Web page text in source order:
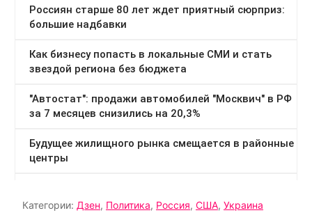
Категории: Дзен, Политика, Россия, США, Украина